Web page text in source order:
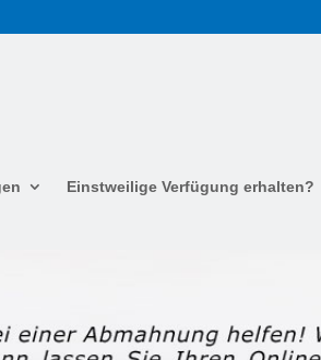
Einstweilige Verfügung erhalten?